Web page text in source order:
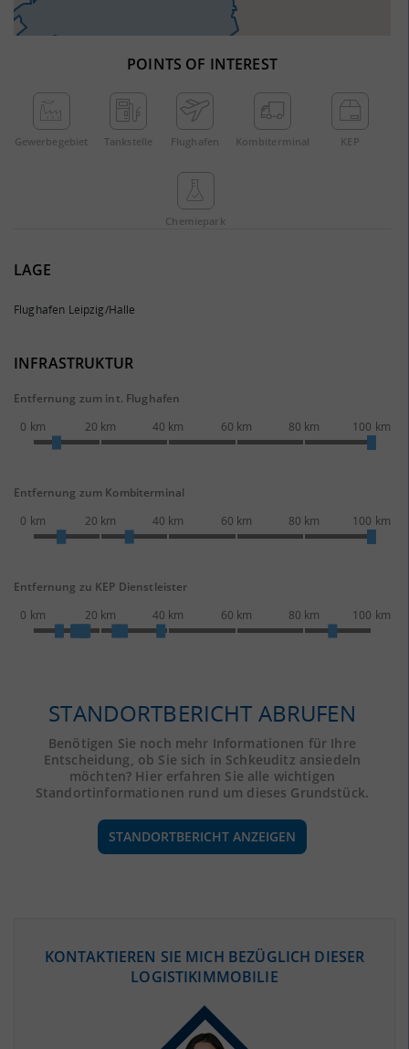
POINTS OF INTEREST
Gewerbe­gebiet Tankstelle Flughafen Kombi­terminal KEP
Chemie­park
LAGE
Flughafen Leipzig/Halle
INFRASTRUKTUR
Entfernung zum int. Flughafen
0 km
20 km 40 km 60 km 80 km 100 km
Entfernung zum Kombiterminal
0 km
20 km 40 km 60 km 80 km 100 km
Entfernung zu KEP Dienstleister
0 km
20 km 40 km 60 km 80 km 100 km
STANDORTBERICHT ABRUFEN
Benötigen Sie noch mehr Informationen für Ihre
Entscheidung, ob Sie sich in Schkeuditz ansiedeln
möchten? Hier erfahren Sie alle wichtigen
Standortinformationen rund um dieses Grundstück.
STANDORTBERICHT ANZEIGEN
(STAND: 12/2019)
KONTAKTIEREN SIE MICH BEZÜGLICH DIESER
LOGISTIKIMMOBILIE